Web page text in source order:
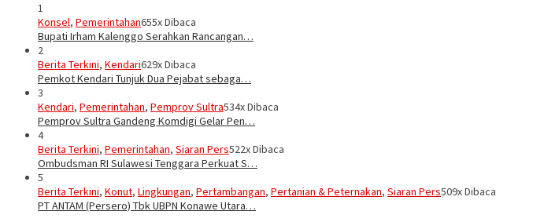
1
Konsel, Pemerintahan655x Dibaca
Bupati Irham Kalenggo Serahkan Rancangan…
2
Berita Terkini, Kendari629x Dibaca
Pemkot Kendari Tunjuk Dua Pejabat sebaga…
3
Kendari, Pemerintahan, Pemprov Sultra534x Dibaca
Pemprov Sultra Gandeng Komdigi Gelar Pen…
4
Berita Terkini, Pemerintahan, Siaran Pers522x Dibaca
Ombudsman RI Sulawesi Tenggara Perkuat S…
5
Berita Terkini, Konut, Lingkungan, Pertambangan, Pertanian & Peternakan, Siaran Pers509x Dibaca
PT ANTAM (Persero) Tbk UBPN Konawe Utara…